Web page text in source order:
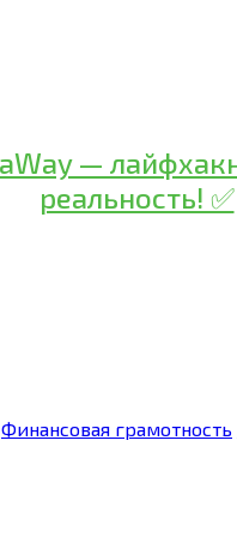
Финансовая грамотность